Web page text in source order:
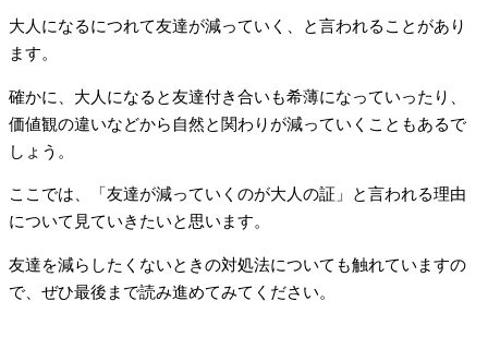
大人になるにつれて友達が減っていく、と言われることがあり
ます。
確かに、大人になると友達付き合いも希薄になっていったり、
価値観の違いなどから自然と関わりが減っていくこともあるで
しょう。
ここでは、「友達が減っていくのが大人の証」と言われる理由
について見ていきたいと思います。
友達を減らしたくないときの対処法についても触れていますの
で、ぜひ最後まで読み進めてみてください。